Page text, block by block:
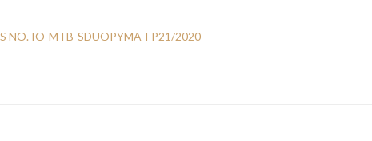
NO. IO-MTB-SDUOPYMA-FP21/2020